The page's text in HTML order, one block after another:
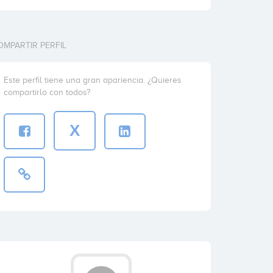
PERFIL
Este perfil tiene una gran apariencia. ¿Quieres
compartirlo con todos?
X